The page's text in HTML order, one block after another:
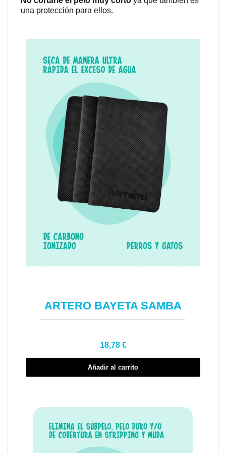
una protección para ellos.
ARTERO BAYETA SAMBA
18,78 €
Añadir al carrito